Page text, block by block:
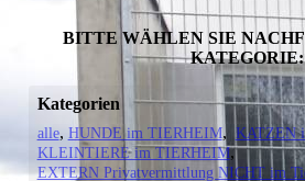
BITTE WÄHLEN SIE
KATEGORIE:
Kategorien
alle HUNDE im TIERHEIM
KATZEN
KLEINTIERE im TIERHEIM
EXTERN Privatvermittlung NICHT im